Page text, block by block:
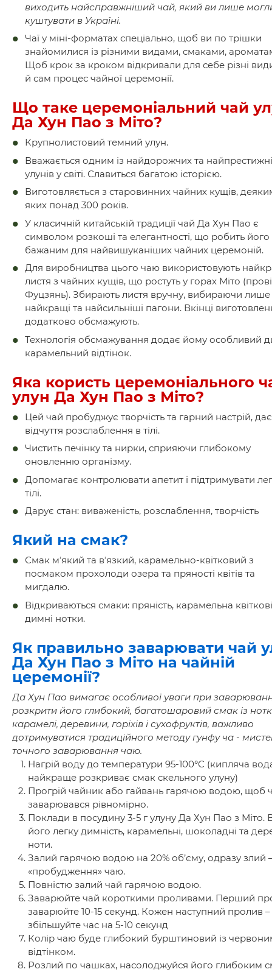
виходить найсправжніший чай, який ви лише
куштувати в Україні.
Чаї у міні-форматах спеціально, щоб ви по трішки
знайомилися із різними видами, смаками,
Щоб крок за кроком відкривали для себе різні
й сам процес чайної церемонії.
Що таке церемоніальний чай
Да Хун Пао з Міто?
Крупнолистовий темний улун.
Вважається одним із найдорожчих та
улунів у світі. Славиться багатою історією.
Виготовляється з старовинних чайних кущів,
яких понад 300 років.
У класичній китайській традиції чай Да Хун Пао є
символом розкоші та елегантності, що робить його
бажаним для найвишуканіших чайних церемоній.
Для виробництва цього чаю використовують
листя з чайних кущів, що ростуть у горах Міто
Фуцзянь). Збирають листя вручну, вибираючи лише
найкращі та найсильніші пагони. Вкінці
додатково обсмажують.
Технологія обсмажування додає йому особливий
карамельний відтінок.
Яка користь церемоніального
улун Да Хун Пао з Міто?
Цей чай пробуджує творчість та гарний настрій, дає
відчуття розслаблення в тілі.
Чистить печінку та нирки, сприяючи глибокому
оновленню організму.
Допомагає контролювати апетит і підтримувати
тілі.
Дарує стан: виваженість, розслаблення, творчість
Який на смак?
Смак мʼякий та вʼязкий, карамельно-квітковий з
посмаком прохолоди озера та пряності квітів та
мигдалю.
Відкриваються смаки: пряність, карамельна
димні нотки.
Як правильно заварювати чай
Да Хун Пао з Міто на чайній
церемонії?
Да Хун Пао вимагає особливої уваги при
розкрити його глибокий, багатошаровий смак із
карамелі, деревини, горіхів і сухофруктів, важливо
дотримуватися традиційного методу гунфу ча -
точного заварювання чаю.
Нагрій воду до температури 95-100°C (кипляча
найкраще розкриває смак скельного улуну)
Прогрій чайник або гайвань гарячою водою, щоб
заварювався рівномірно.
Поклади в посудину 3-5 г улуну Да Хун Пао з Міто.
його легку димність, карамельні, шоколадні та
ноти.
Залий гарячою водою на 20% об’єму, одразу злий
«пробудження» чаю.
Повністю залий чай гарячою водою.
Заварюйте чай короткими проливами. Перший
заварюйте 10-15 секунд. Кожен наступний пролив –
збільшуйте час на 5-10 секунд
Колір чаю буде глибокий бурштиновий із
відтінком.
Розлий по чашках, насолоджуйся його глибоким